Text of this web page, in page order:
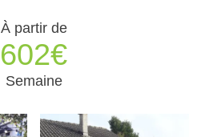
À partir de
602€
Semaine